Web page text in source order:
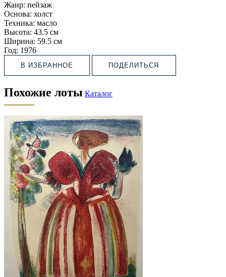
Жанр: пейзаж
Основа: холст
Техника: масло
Высота: 43.5 см
Ширина: 59.5 см
Год: 1976
В ИЗБРАННОЕ ПОДЕЛИТЬСЯ
Похожие лоты Каталог